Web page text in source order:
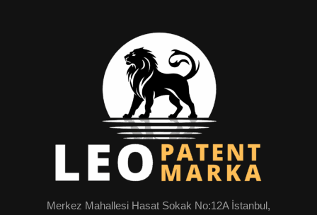
Merkez Mahallesi Hasat Sokak No:12A İstanbul,